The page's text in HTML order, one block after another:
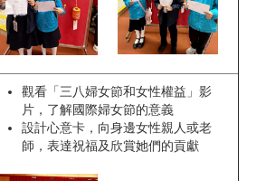
觀看「三八婦女節和女性權益」影
片，了解國際婦女節的意義
設計心意卡，向身邊女性親人或老
師，表達祝福及欣賞她們的貢獻